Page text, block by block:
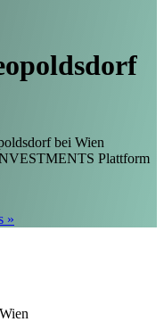
bei Wien
Plattform
»